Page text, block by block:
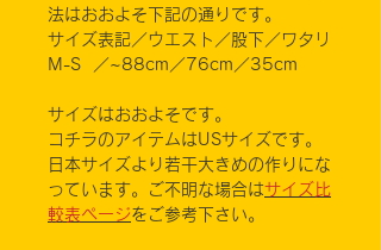
法はおおよそ下記の通りです。
サイズ表記／ウエスト／股下／ワタリ
M-S ／~88cm／76cm／35cm
サイズはおおよそです。
コチラのアイテムはUSサイズです。
日本サイズより若干大きめの作りにな
っています。ご不明な場合はサイズ比
較表ページをご参考下さい。